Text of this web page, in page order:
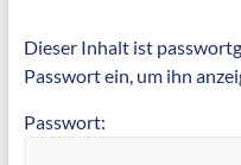
Dieser Inhalt ist
Passwort ein, um ihn
Passwort: